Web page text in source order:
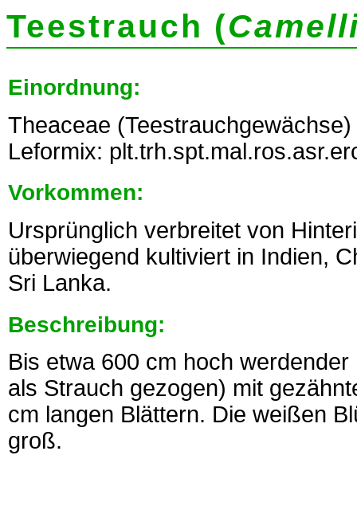
Teestrauch (
Einordnung:
Theaceae (Teestrauchgewächse)
Leformix:
Vorkommen:
Ursprünglich verbreitet von
überwiegend kultiviert in Indien,
Sri Lanka.
Beschreibung:
Bis etwa 600 cm hoch
als Strauch gezogen) mit
cm langen Blättern. Die weißen
groß.